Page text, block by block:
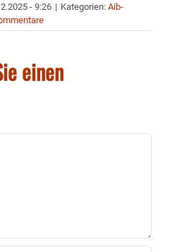
- 9:26 | Kategorien: Aib-
einen